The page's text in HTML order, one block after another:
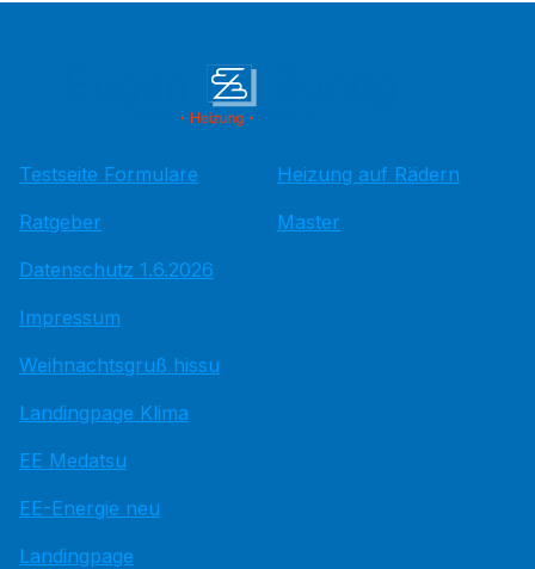
Testseite Formulare
Ratgeber
Datenschutz 1.6.2026
Impressum
Weihnachtsgruß hissu
Landingpage Klima
EE Medatsu
EE-Energie neu
Landingpage
Heizung auf Rädern
Master